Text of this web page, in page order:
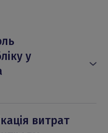
у
підтримує
витрат